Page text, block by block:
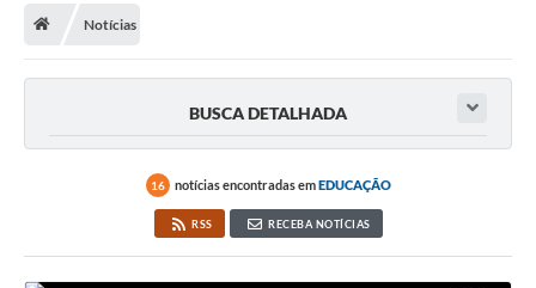
SIC
Notícias
BUSCA DETALHADA
16 notícias encontradas emEDUCAÇÃO
RSS RECEBA NOTÍCIAS